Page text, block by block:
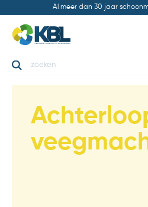
Al meer dan 30 jaar